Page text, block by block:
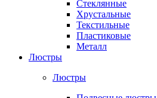
Стеклянные
Хрустальные
Текстильные
Пластиковые
Металл
Люстры
Люстры